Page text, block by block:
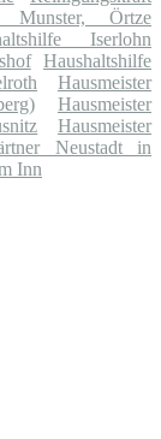
Munster, Örtze
Iserlohn
Haushaltshilfe
Hausmeister
Hausmeister
Hausmeister
Neustadt in
Inn